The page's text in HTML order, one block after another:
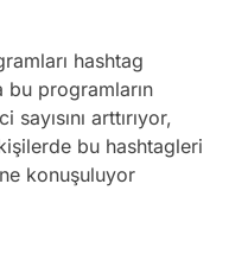
hashtag
programların
arttırıyor,
bu hashtagleri
konuşuluyor